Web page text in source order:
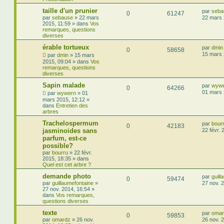
taille d'un prunier
par sebause » 22 mars
2015, 11:59 » dans Vos
remarques, questions
diverses
0 61247 par
22 mars
érable tortueux
par dmin » 15 mars
2015, 09:04 » dans Vos
remarques, questions
diverses
0 58658 par dmin
15 mars
Sapin malade
par wywern » 01
mars 2015, 12:12 »
dans Entretien des
arbres
0 64266 par
01 mars
Trachelospermum
jasminoides sans
parfum, est-ce
possible?
par bourru » 22 févr.
2015, 18:35 » dans
Quel est cet arbre ?
0 42183 par
22 févr.
demande photo
par guillaumefontaine »
27 nov. 2014, 16:54 »
dans Vos remarques,
questions diverses
0 59474 par
27 nov.
texte
par omardz » 26 nov.
0 59853 par
26 nov.